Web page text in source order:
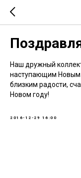
Наш дружный
наступающим
близким радости,
Новом году!
2016-12-29 16:00